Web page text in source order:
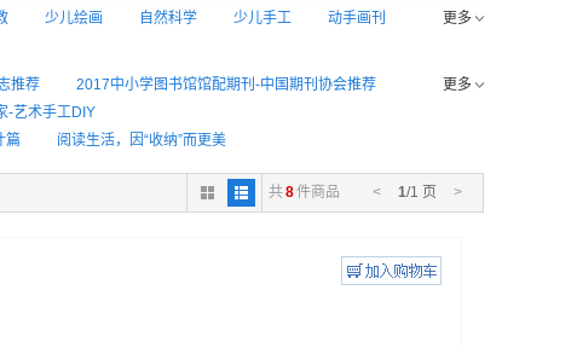
少儿绘画 自然科学 少儿手工
动手画刊
更多
推荐
2017中小学图书馆馆配期刊-中国期刊协会推荐
-艺术手工DIY
篇
阅读生活，因“收纳”而更美
更多
共8件商品 < 1/1 页 >